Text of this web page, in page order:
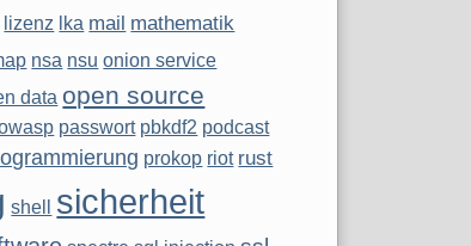
lizenz lka mail mathematik
nsa nsu onion service
data open source
passwort pbkdf2 podcast
prokop riot rust
shell sicherheit